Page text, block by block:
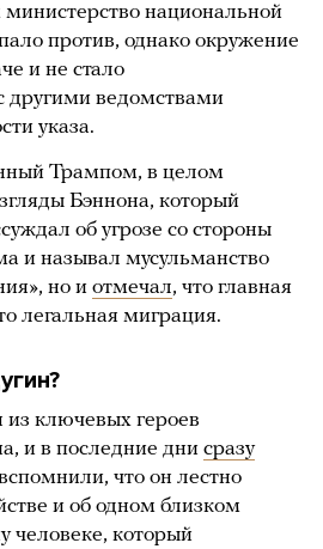
национальной
против, однако окружение
и не стало
другими ведомствами
указа.
Трампом, в целом
Бэннона, который
об угрозе со стороны
и называл мусульманство
но и отмечал, что главная
легальная миграция.
ключевых героев
и в последние дни сразу
что он лестно
и об одном близком
человеке, который